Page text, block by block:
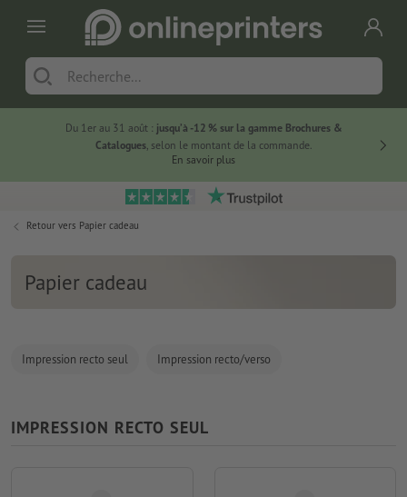
Du 1er au 31 août : jusqu’à -12 % sur la gamme Brochures &
Catalogues, selon le montant de la commande.
En savoir plus
Retour vers Papier cadeau
Papier cadeau
Impression recto seul Impression recto/verso
IMPRESSION RECTO SEUL